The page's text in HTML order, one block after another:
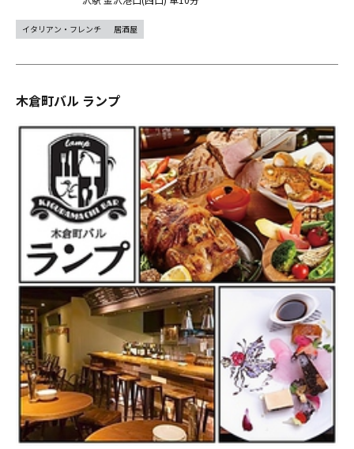
イタリアン・フレンチ 居酒屋
木倉町バル ランプ